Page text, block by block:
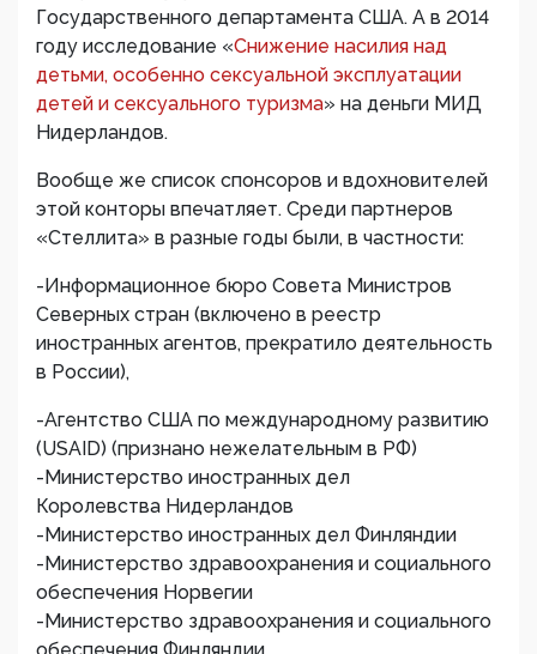
Государственного департамента США. А в 2014
году исследование «Снижение насилия над
детьми, особенно сексуальной эксплуатации
детей и сексуального туризма» на деньги МИД
Нидерландов.
Вообще же список спонсоров и вдохновителей
этой конторы впечатляет. Среди партнеров
«Стеллита» в разные годы были, в частности:
-Информационное бюро Совета Министров
Северных стран (включено в реестр
иностранных агентов, прекратило деятельность
в России),
-Агентство США по международному развитию
(USAID) (признано нежелательным в РФ)
-Министерство иностранных дел
Королевства Нидерландов
-Министерство иностранных дел Финляндии
-Министерство здравоохранения и социального
обеспечения Норвегии
-Министерство здравоохранения и социального